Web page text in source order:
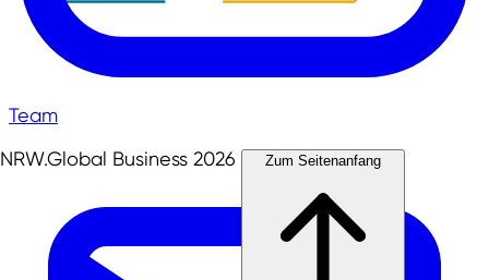
Team
NRW.Global Business 2026 Zum Seitenanfang